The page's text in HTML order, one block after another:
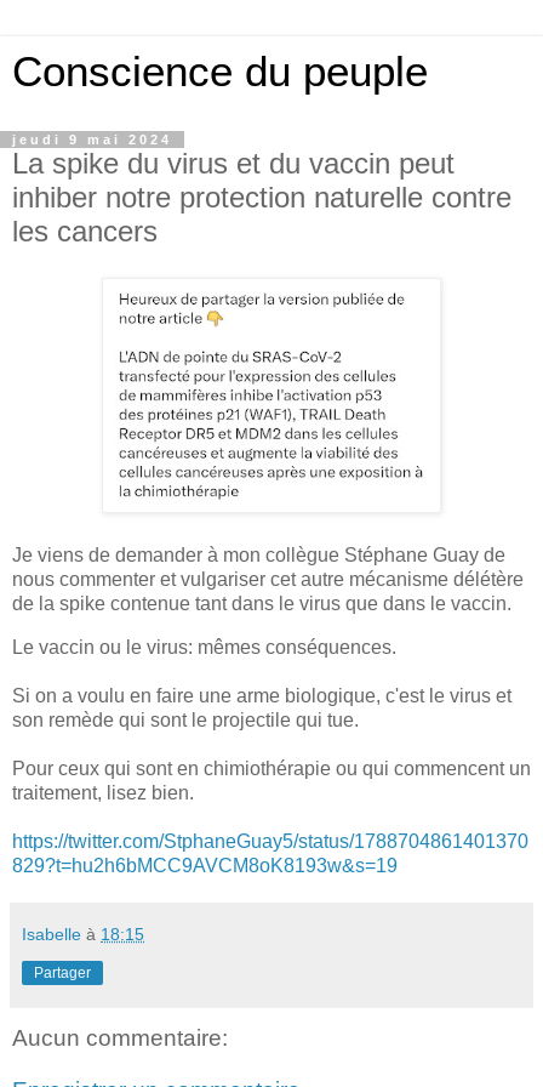
Conscience du peuple
jeudi 9 mai 2024
La spike du virus et du vaccin peut
inhiber notre protection naturelle contre
les cancers
Je viens de demander à mon collègue Stéphane Guay de
nous commenter et vulgariser cet autre mécanisme délétère
de la spike contenue tant dans le virus que dans le vaccin.
Le vaccin ou le virus: mêmes conséquences.
Si on a voulu en faire une arme biologique, c'est le virus et
son remède qui sont le projectile qui tue.
Pour ceux qui sont en chimiothérapie ou qui commencent un
traitement, lisez bien.
https://twitter.com/StphaneGuay5/status/1788704861401370
829?t=hu2h6bMCC9AVCM8oK8193w&s=19
Isabelle à 18:15
Partager
Aucun commentaire: